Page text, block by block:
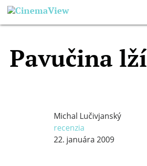
Pavučina lží
Michal Lučivjanský
recenzia
22. januára 2009